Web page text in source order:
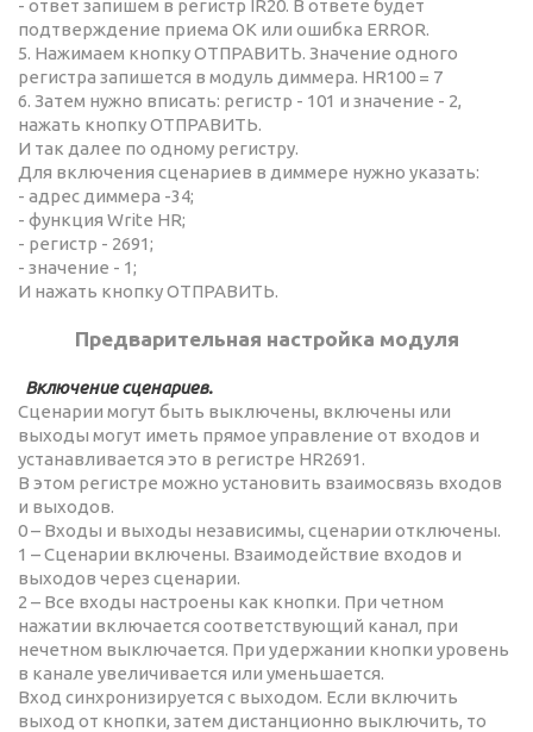
- ответ запишем в регистр IR20. В ответе будет
подтверждение приема OK или ошибка ERROR.
5. Нажимаем кнопку ОТПРАВИТЬ. Значение одного
регистра запишется в модуль диммера. HR100 = 7
6. Затем нужно вписать: регистр - 101 и значение - 2,
нажать кнопку ОТПРАВИТЬ.
И так далее по одному регистру.
Для включения сценариев в диммере нужно указать:
- адрес диммера -34;
- функция Write HR;
- регистр - 2691;
- значение - 1;
И нажать кнопку ОТПРАВИТЬ.
Предварительная настройка модуля
Включение сценариев.
Сценарии могут быть выключены, включены или
выходы могут иметь прямое управление от входов и
устанавливается это в регистре HR2691.
В этом регистре можно установить взаимосвязь входов
и выходов.
0 – Входы и выходы независимы, сценарии отключены.
1 – Сценарии включены. Взаимодействие входов и
выходов через сценарии.
2 – Все входы настроены как кнопки. При четном
нажатии включается соответствующий канал, при
нечетном выключается. При удержании кнопки уровень
в канале увеличивается или уменьшается.
Вход синхронизируется с выходом. Если включить
выход от кнопки, затем дистанционно выключить, то